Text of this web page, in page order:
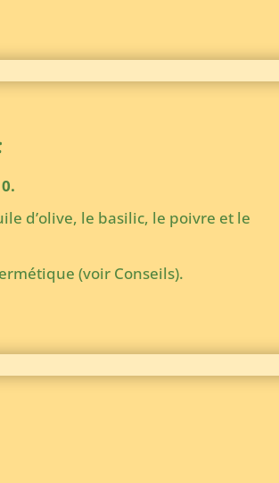
d’olive, le basilic, le poivre et le
(voir Conseils).